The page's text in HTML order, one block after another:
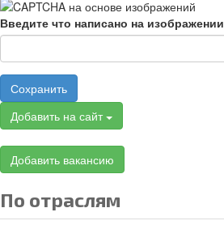
Введите что написано на изображении
Сохранить
Добавить на сайт
Добавить вакансию
По отраслям